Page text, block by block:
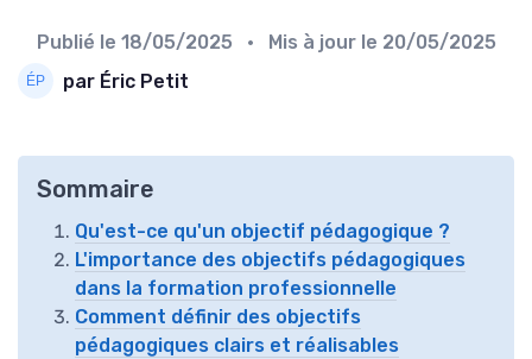
Publié le 18/05/2025 • Mis à jour le 20/05/2025
par Éric Petit
Sommaire
Qu'est-ce qu'un objectif pédagogique ?
L'importance des objectifs pédagogiques
dans la formation professionnelle
Comment définir des objectifs
pédagogiques clairs et réalisables